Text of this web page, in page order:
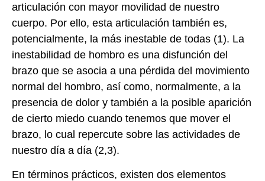
articulación con mayor movilidad de nuestro
cuerpo. Por ello, esta articulación también es,
potencialmente, la más inestable de todas (1). La
inestabilidad de hombro es una disfunción del
brazo que se asocia a una pérdida del movimiento
normal del hombro, así como, normalmente, a la
presencia de dolor y también a la posible aparición
de cierto miedo cuando tenemos que mover el
brazo, lo cual repercute sobre las actividades de
nuestro día a día (2,3).
En términos prácticos, existen dos elementos